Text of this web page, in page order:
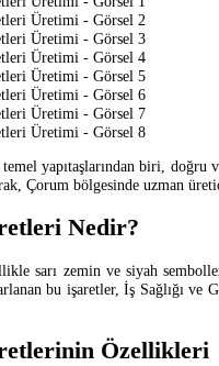
temel yapıtaşlarından biri,
Çorum bölgesinde uzman
Nedir?
sarı zemin ve siyah
bu işaretler, İş Sağlığı
Özellikleri